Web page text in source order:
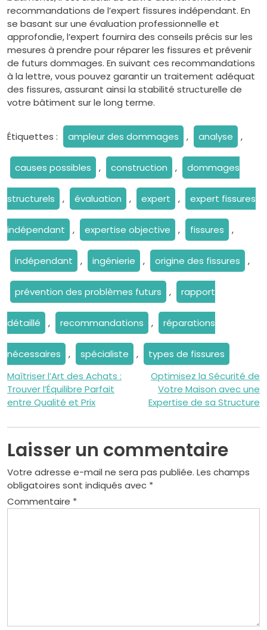
recommandations de l’expert fissures indépendant. En
se basant sur une évaluation professionnelle et
approfondie, l’expert fournira des conseils précis sur les
mesures à prendre pour réparer les fissures et prévenir
de futurs dommages. En suivant ces recommandations
à la lettre, vous pouvez garantir un traitement adéquat
des fissures, assurant ainsi la stabilité structurelle de
votre bâtiment sur le long terme.
Étiquettes : ampleur des dommages , analyse ,
causes possibles , construction , dommages
structurels , évaluation , expert , expert fissures
indépendant , expertise objective , fissures ,
indépendant , ingénierie , origine des fissures ,
prévention des problèmes futurs , rapport
détaillé , recommandations , réparations
nécessaires , spécialiste , types de fissures
Navigation
de
l’article
Maîtriser l’Art des Achats :
Trouver l’Équilibre Parfait
entre Qualité et Prix
Optimisez la Sécurité de
Votre Maison avec une
Expertise de sa Structure
Laisser un commentaire
Votre adresse e-mail ne sera pas publiée. Les champs
obligatoires sont indiqués avec *
Commentaire *